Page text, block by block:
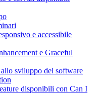
e accessibile
e Graceful
sviluppo del software
disponibili con Can I